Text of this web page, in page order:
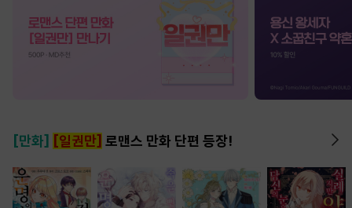
[만화] [일권만] 로맨스 만화 단편 등장!